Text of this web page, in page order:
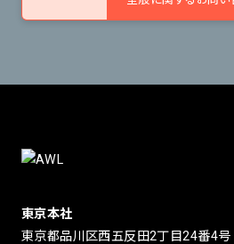
東京本社
東京都品川区西五反田2丁目24番4号